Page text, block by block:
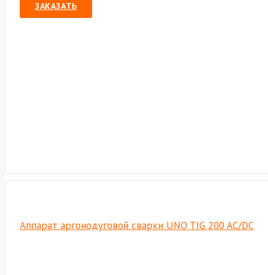
ЗАКАЗАТЬ
Аппарат аргонодуговой сварки UNO TIG 200 AC/DC